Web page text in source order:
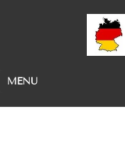
MENU